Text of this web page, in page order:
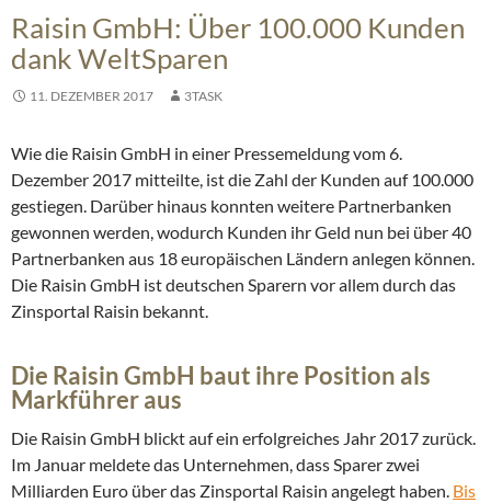
Raisin GmbH: Über 100.000 Kunden
dank WeltSparen
11. DEZEMBER 2017 3TASK
Wie die Raisin GmbH in einer Pressemeldung vom 6.
Dezember 2017 mitteilte, ist die Zahl der Kunden auf 100.000
gestiegen. Darüber hinaus konnten weitere Partnerbanken
gewonnen werden, wodurch Kunden ihr Geld nun bei über 40
Partnerbanken aus 18 europäischen Ländern anlegen können.
Die Raisin GmbH ist deutschen Sparern vor allem durch das
Zinsportal Raisin bekannt.
Die Raisin GmbH baut ihre Position als
Markführer aus
Die Raisin GmbH blickt auf ein erfolgreiches Jahr 2017 zurück.
Im Januar meldete das Unternehmen, dass Sparer zwei
Milliarden Euro über das Zinsportal Raisin angelegt haben. Bis